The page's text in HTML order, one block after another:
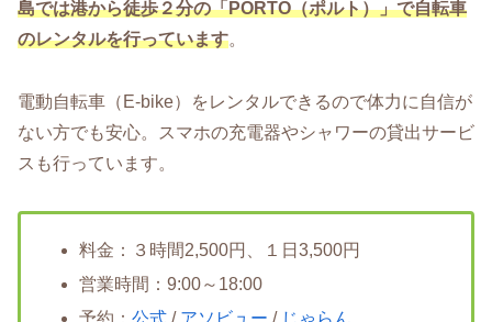
島では港から徒歩２分の「PORTO（ポルト）」で自転車
のレンタルを行っています。
電動自転車（E-bike）をレンタルできるので体力に自信が
ない方でも安心。スマホの充電器やシャワーの貸出サービ
スも行っています。
料金：３時間2,500円、１日3,500円
営業時間：9:00～18:00